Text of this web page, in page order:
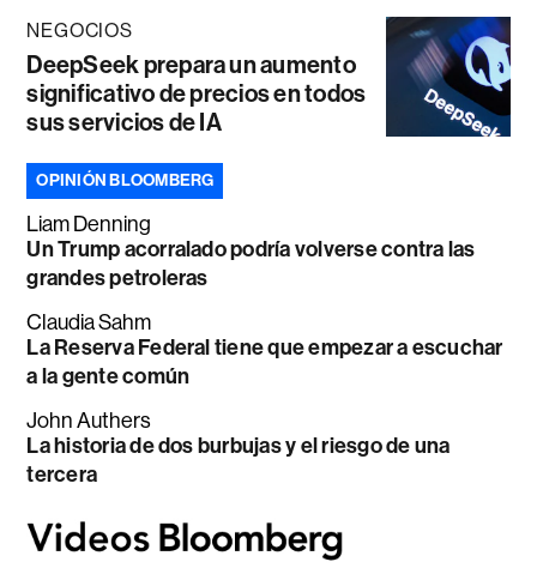
NEGOCIOS
DeepSeek prepara un aumento
significativo de precios en todos
sus servicios de IA
OPINIÓN BLOOMBERG
Liam Denning
Un Trump acorralado podría volverse contra las
grandes petroleras
Claudia Sahm
La Reserva Federal tiene que empezar a escuchar
a la gente común
John Authers
La historia de dos burbujas y el riesgo de una
tercera